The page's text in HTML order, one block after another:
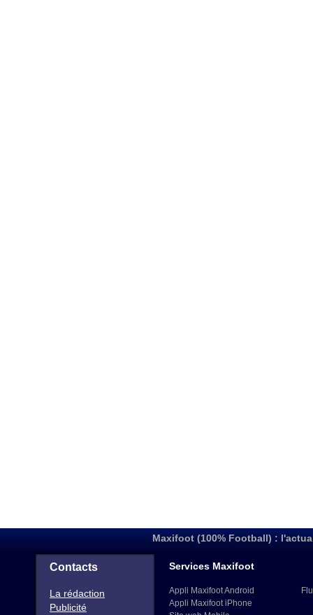
Maxifoot (100% Football) :
Contacts
La rédaction
Publicité
Services Maxifoot
Appli Maxifoot Android
Appli Maxifoot iPhone